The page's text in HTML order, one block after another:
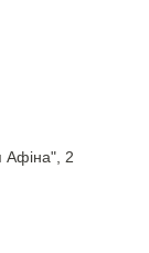
Афіна", 2